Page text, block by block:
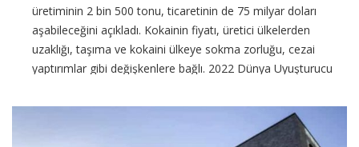
üretiminin 2 bin 500 tonu, ticaretinin de 75 milyar doları
aşabileceğini açıkladı. Kokainin fiyatı, üretici ülkelerden
uzaklığı, taşıma ve kokaini ülkeye sokma zorluğu, cezai
yaptırımlar gibi değişkenlere bağlı. 2022 Dünya Uyuşturucu